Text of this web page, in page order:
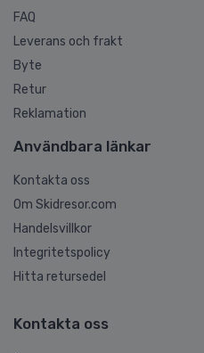
FAQ
Leverans och frakt
Byte
Retur
Reklamation
Användbara länkar
Kontakta oss
Om Skidresor.com
Handelsvillkor
Integritetspolicy
Hitta retursedel
Kontakta oss